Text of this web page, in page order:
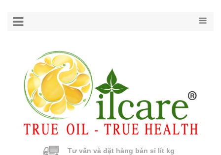
Tư vấn và đặt hàng bán sỉ lít kg